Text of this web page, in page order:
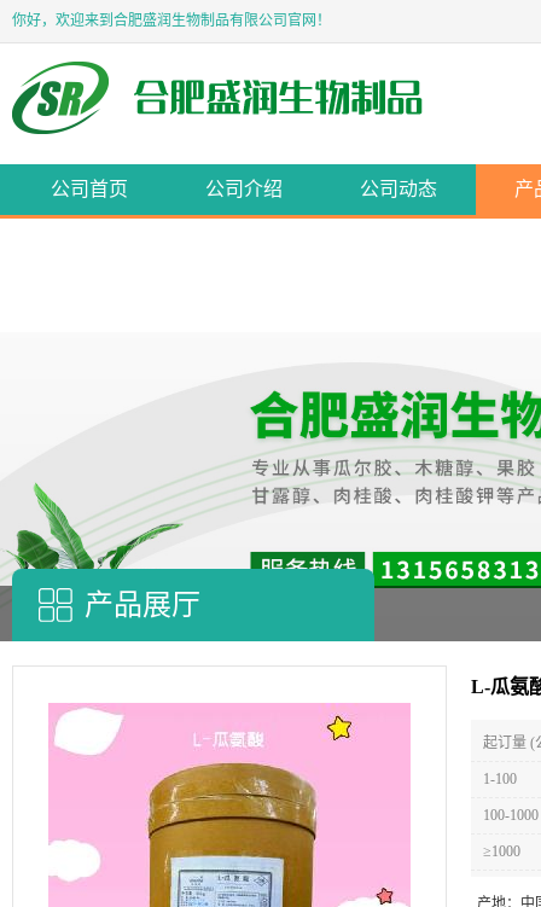
你好，欢迎来到合肥盛润生物制品有限公司官网！
公司首页 公司介绍 公司动态 产
产品展厅
L-瓜氨
起订量 (
1-100
100-1000
≥1000
产地： 中